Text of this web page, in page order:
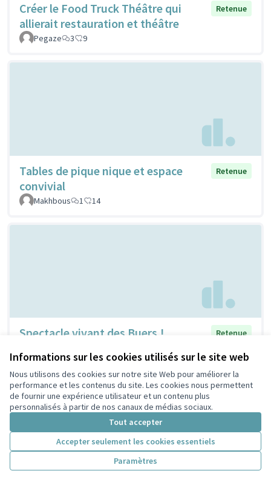
Informations sur les cookies utilisés sur le site web
Nous utilisons des cookies sur notre site Web pour améliorer la
performance et les contenus du site. Les cookies nous permettent
de fournir une expérience utilisateur et un contenu plus
personnalisés à partir de nos canaux de médias sociaux.
Tout accepter
Accepter seulement les cookies essentiels
Paramètres
Créer le Food Truck Théâtre qui
allierait restauration et théâtre
Retenue
Pegaze 3 9
Tables de pique nique et espace
convivial
Retenue
Makhbous 1 14
Spectacle vivant des Buers !
Retenue